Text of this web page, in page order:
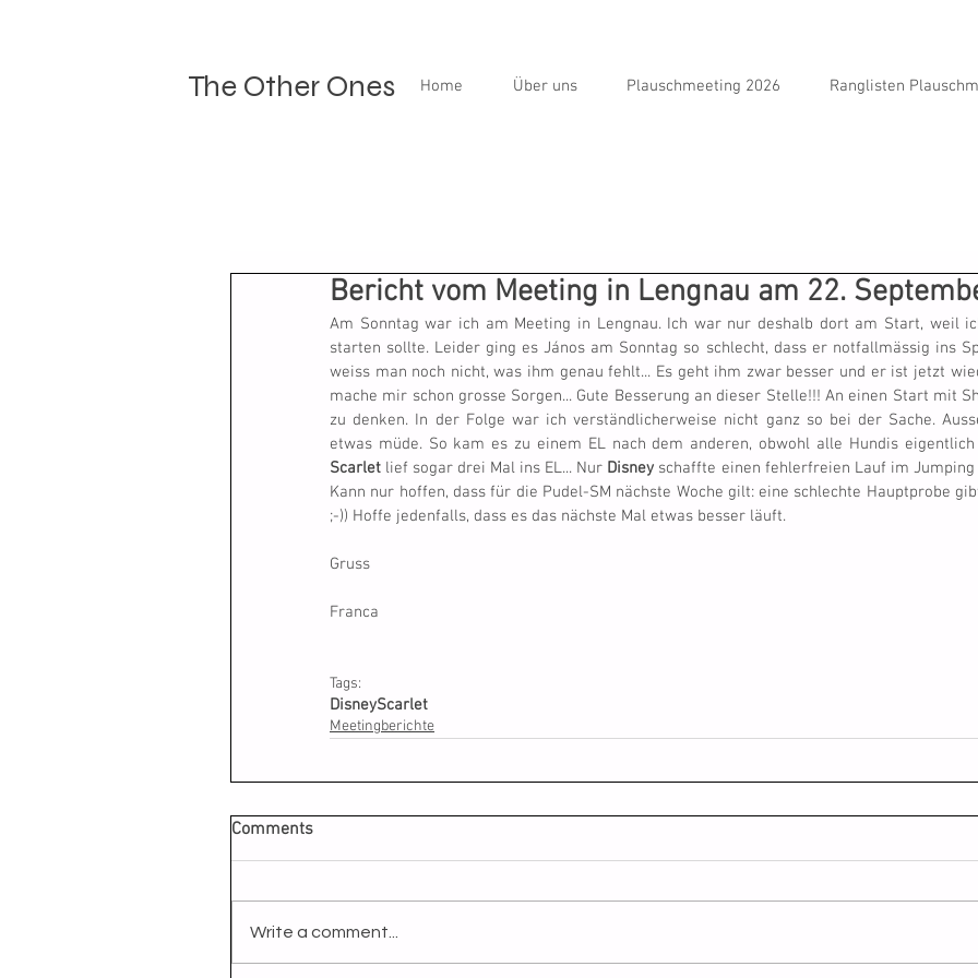
The Other Ones Home Über uns Plauschmeeting 2026 Ranglisten
Bericht vom Meeting in Lengnau am 22.
Am Sonntag war ich am Meeting in Lengnau. Ich war nur deshalb dort am Start, weil
starten sollte. Leider ging es János am Sonntag so schlecht, dass er notfallmässig ins
weiss man noch nicht, was ihm genau fehlt... Es geht ihm zwar besser und er ist jetzt
mache mir schon grosse Sorgen... Gute Besserung an dieser Stelle!!! An einen Start mit
zu denken. In der Folge war ich verständlicherweise nicht ganz so bei der Sache.
Scarlet lief sogar drei Mal ins EL... Nur Disney schaffte einen fehlerfreien Lauf im Jumping
Kann nur hoffen, dass für die Pudel-SM nächste Woche gilt: eine schlechte Hauptprobe
;-)) Hoffe jedenfalls, dass es das nächste Mal etwas besser läuft.
Gruss
Franca
Tags:
DisneyScarlet
Meetingberichte
Comments
Write a comment...